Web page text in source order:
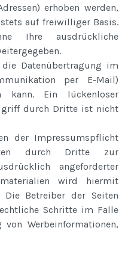
erhoben werden,
auf freiwilliger Basis.
Ihre ausdrückliche
Datenübertragung im
per E-Mail)
kann. Ein lückenloser
durch Dritte ist nicht
der Impressumspflicht
durch Dritte zur
angeforderter
wird hiermit
Die Betreiber der Seiten
Schritte im Falle
Werbeinformationen,